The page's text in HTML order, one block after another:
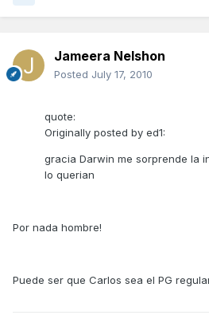
Jameera Nelshon
Posted July 17, 2010
quote:
Originally posted by ed1:
gracia Darwin me sorprende la
lo querian
Por nada hombre!
Puede ser que Carlos sea el PG